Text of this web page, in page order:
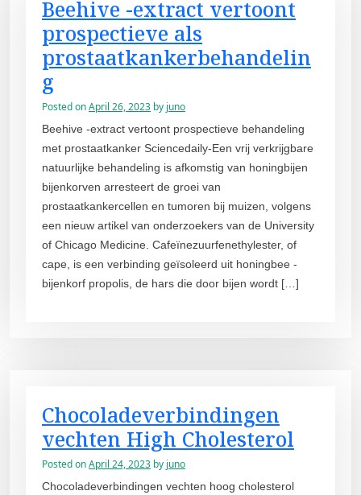
Beehive -extract vertoont
prospectieve als
prostaatkankerbehandelin
g
Posted onApril 26, 2023 by juno
Beehive -extract vertoont prospectieve behandeling
met prostaatkanker Sciencedaily-Een vrij verkrijgbare
natuurlijke behandeling is afkomstig van honingbijen
bijenkorven arresteert de groei van
prostaatkankercellen en tumoren bij muizen, volgens
een nieuw artikel van onderzoekers van de University
of Chicago Medicine. Cafeïnezuurfenethylester, of
cape, is een verbinding geïsoleerd uit honingbee -
bijenkorf propolis, de hars die door bijen wordt […]
Chocoladeverbindingen
vechten High Cholesterol
Posted onApril 24, 2023 by juno
Chocoladeverbindingen vechten hoog cholesterol